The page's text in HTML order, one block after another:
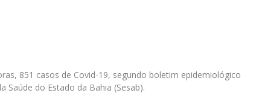
851 casos de Covid-19, segundo boletim epidemiológico
Saúde do Estado da Bahia (Sesab).